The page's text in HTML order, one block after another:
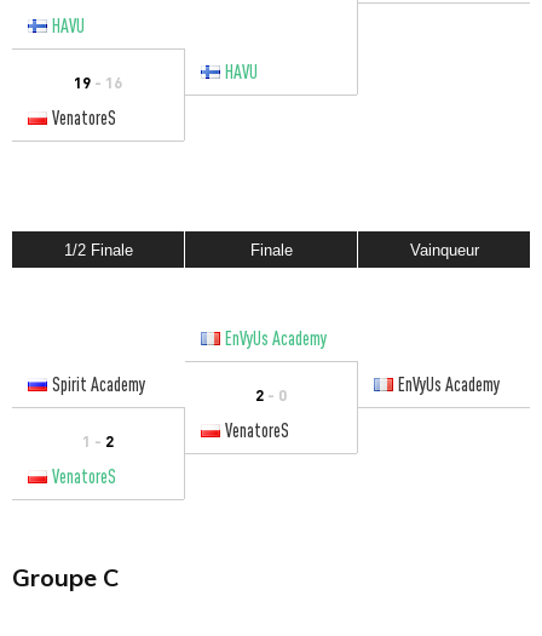
HAVU
19 - 16
HAVU
VenatoreS
1/2 Finale Finale Vainqueur
EnVyUs Academy
Spirit Academy
2 - 0 EnVyUs Academy
1 - 2
VenatoreS
VenatoreS
Groupe C